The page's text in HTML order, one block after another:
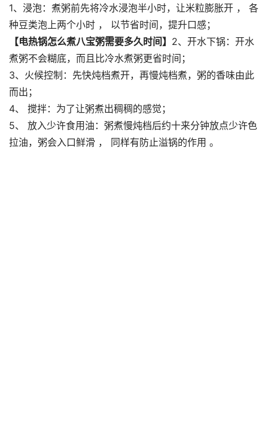
1、浸泡：煮粥前先将冷水浸泡半小时，让米粒膨胀开 ， 各
种豆类泡上两个小时 ， 以节省时间，提升口感；
【电热锅怎么煮八宝粥需要多久时间】 2、开水下锅：开水
煮粥不会糊底，而且比冷水煮粥更省时间；
3、火候控制：先快炖档煮开，再慢炖档煮，粥的香味由此
而出；
4、 搅拌：为了让粥煮出稠稠的感觉；
5、 放入少许食用油：粥煮慢炖档后约十来分钟放点少许色
拉油，粥会入口鲜滑 ， 同样有防止溢锅的作用 。